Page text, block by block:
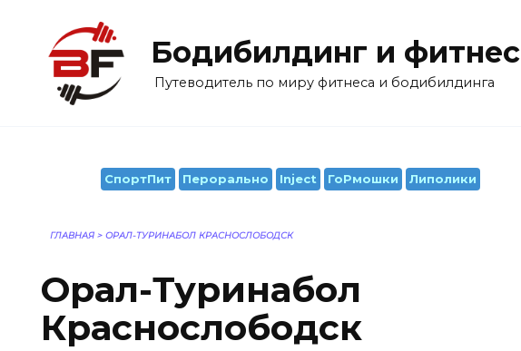
содержанию
Бодибилдинг и фитнес
Путеводитель по миру фитнеса и бодибилдинга
СпортПит Перорально Inject ГоРмошки Липолики
ГЛАВНАЯ > ОРАЛ-ТУРИНАБОЛ КРАСНОСЛОБОДСК
Орал-Туринабол
Краснослободск